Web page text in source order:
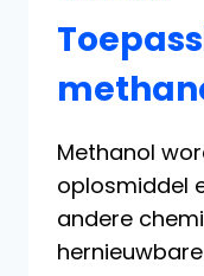
Methanol
oplosmiddel
andere